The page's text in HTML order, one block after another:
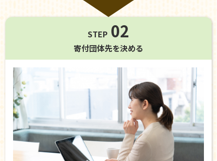
STEP 02
寄付団体先を決める